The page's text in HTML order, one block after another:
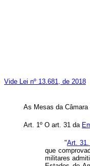
Vide Lei nº 13.681, de 2018
As Mesas da
Art. 1º O art. 31 da
"Art.
que
militares